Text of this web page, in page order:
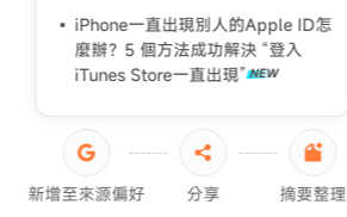
iPhone啟用鎖定破解
iPhone一直出現別人的Apple ID怎
麼辦？5 個方法成功解決 “登入
iTunes Store一直出現”
新增至來源偏好 分享 摘要整理